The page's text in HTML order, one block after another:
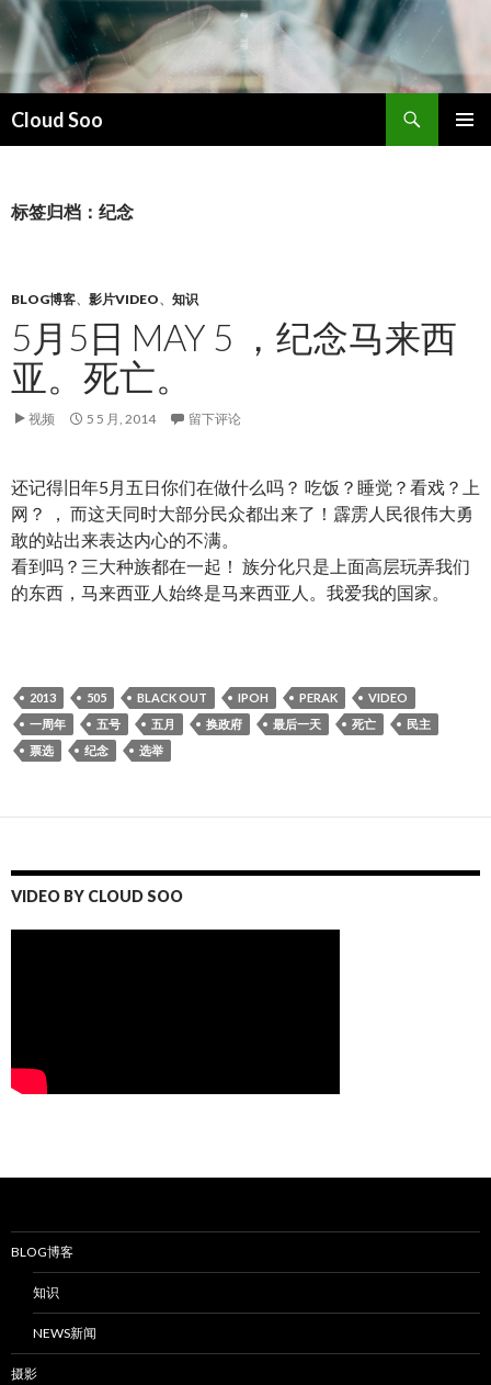
Cloud Soo
索
文
标签归档：纪念
BLOG博客、 影片VIDEO、 知识
5月5日 MAY 5 ，纪念马来西
亚。死亡。
视频 5 5 月, 2014 留下评论
还记得旧年5月五日你们在做什么吗？ 吃饭？睡觉？看戏？上
网？ ， 而这天同时大部分民众都出来了！霹雳人民很伟大勇
敢的站出来表达内心的不满。
看到吗？三大种族都在一起！ 族分化只是上面高层玩弄我们
的东西，马来西亚人始终是马来西亚人。我爱我的国家。
2013 505 BLACK OUT IPOH PERAK
VIDEO
一周年
五号 五月 换政府 最后一天 死亡
民主
票选
纪念 选举
VIDEO BY CLOUD SOO
BLOG博客
知识
NEWS新闻
摄影